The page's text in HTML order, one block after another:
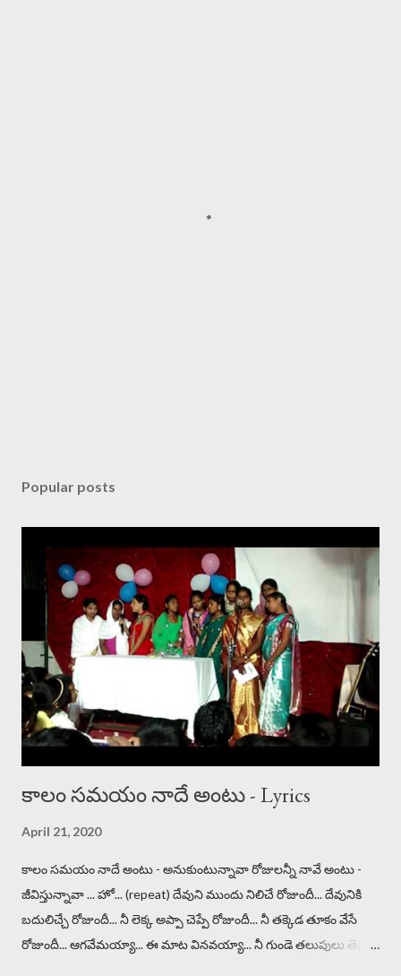
Popular posts
కాలం సమయం నాదే అంటు - Lyrics
April 21, 2020
కాలం సమయం నాదే అంటు - అనుకుంటున్నావా రోజులన్నీ నావే అంటు -
జీవిస్తున్నావా ... హో... (repeat) దేవుని ముందు నిలిచే రోజుందీ... దేవునికి
బదులిచ్చే రోజుందీ... నీ లెక్క అప్పా చెప్పే రోజుందీ... నీ తక్కెడ తూకం వేసే
రోజుందీ... ఆగవేమయ్యా... ఈ మాట వినవయ్యా... నీ గుండె తలుపులు తెరచి